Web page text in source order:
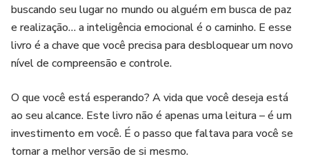
buscando seu lugar no mundo ou alguém em busca de paz
e realização… a inteligência emocional é o caminho. E esse
livro é a chave que você precisa para desbloquear um novo
nível de compreensão e controle.
O que você está esperando? A vida que você deseja está
ao seu alcance. Este livro não é apenas uma leitura – é um
investimento em você. É o passo que faltava para você se
tornar a melhor versão de si mesmo.